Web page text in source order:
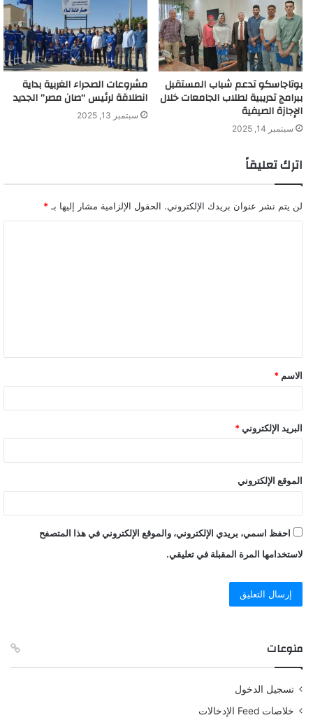
بوتاجاسكو تدعم شباب المستقبل
ببرامج تدريبية لطلاب الجامعات خلال
الإجازة الصيفية
سبتمبر 14, 2025
مشروعات الصحراء الغربية بداية
انطلاقة لرئيس “صان مصر” الجديد
سبتمبر 13, 2025
اترك تعليقاً
لن يتم نشر عنوان بريدك الإلكتروني. الحقول الإلزامية مشار إليها بـ *
ق
*
الاسم *
البريد الإلكتروني *
الموقع الإلكتروني
احفظ اسمي، بريدي الإلكتروني، والموقع الإلكتروني في هذا المتصفح
لاستخدامها المرة المقبلة في تعليقي.
منوعات
تسجيل الدخول
خلاصات Feed الإدخالات